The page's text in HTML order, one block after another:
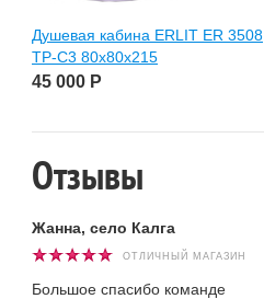
Душевая кабина ERLIT ER 3508
ТР-С3 80х80х215
45 000 Р
Отзывы
Жанна, село Калга
ОТЛИЧНЫЙ МАГАЗИН
Большое спасибо команде